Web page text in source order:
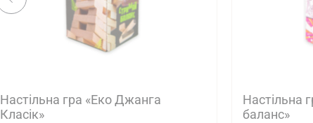
Настільна гра «Еко Джанга
Класік»
Настільна
баланс»